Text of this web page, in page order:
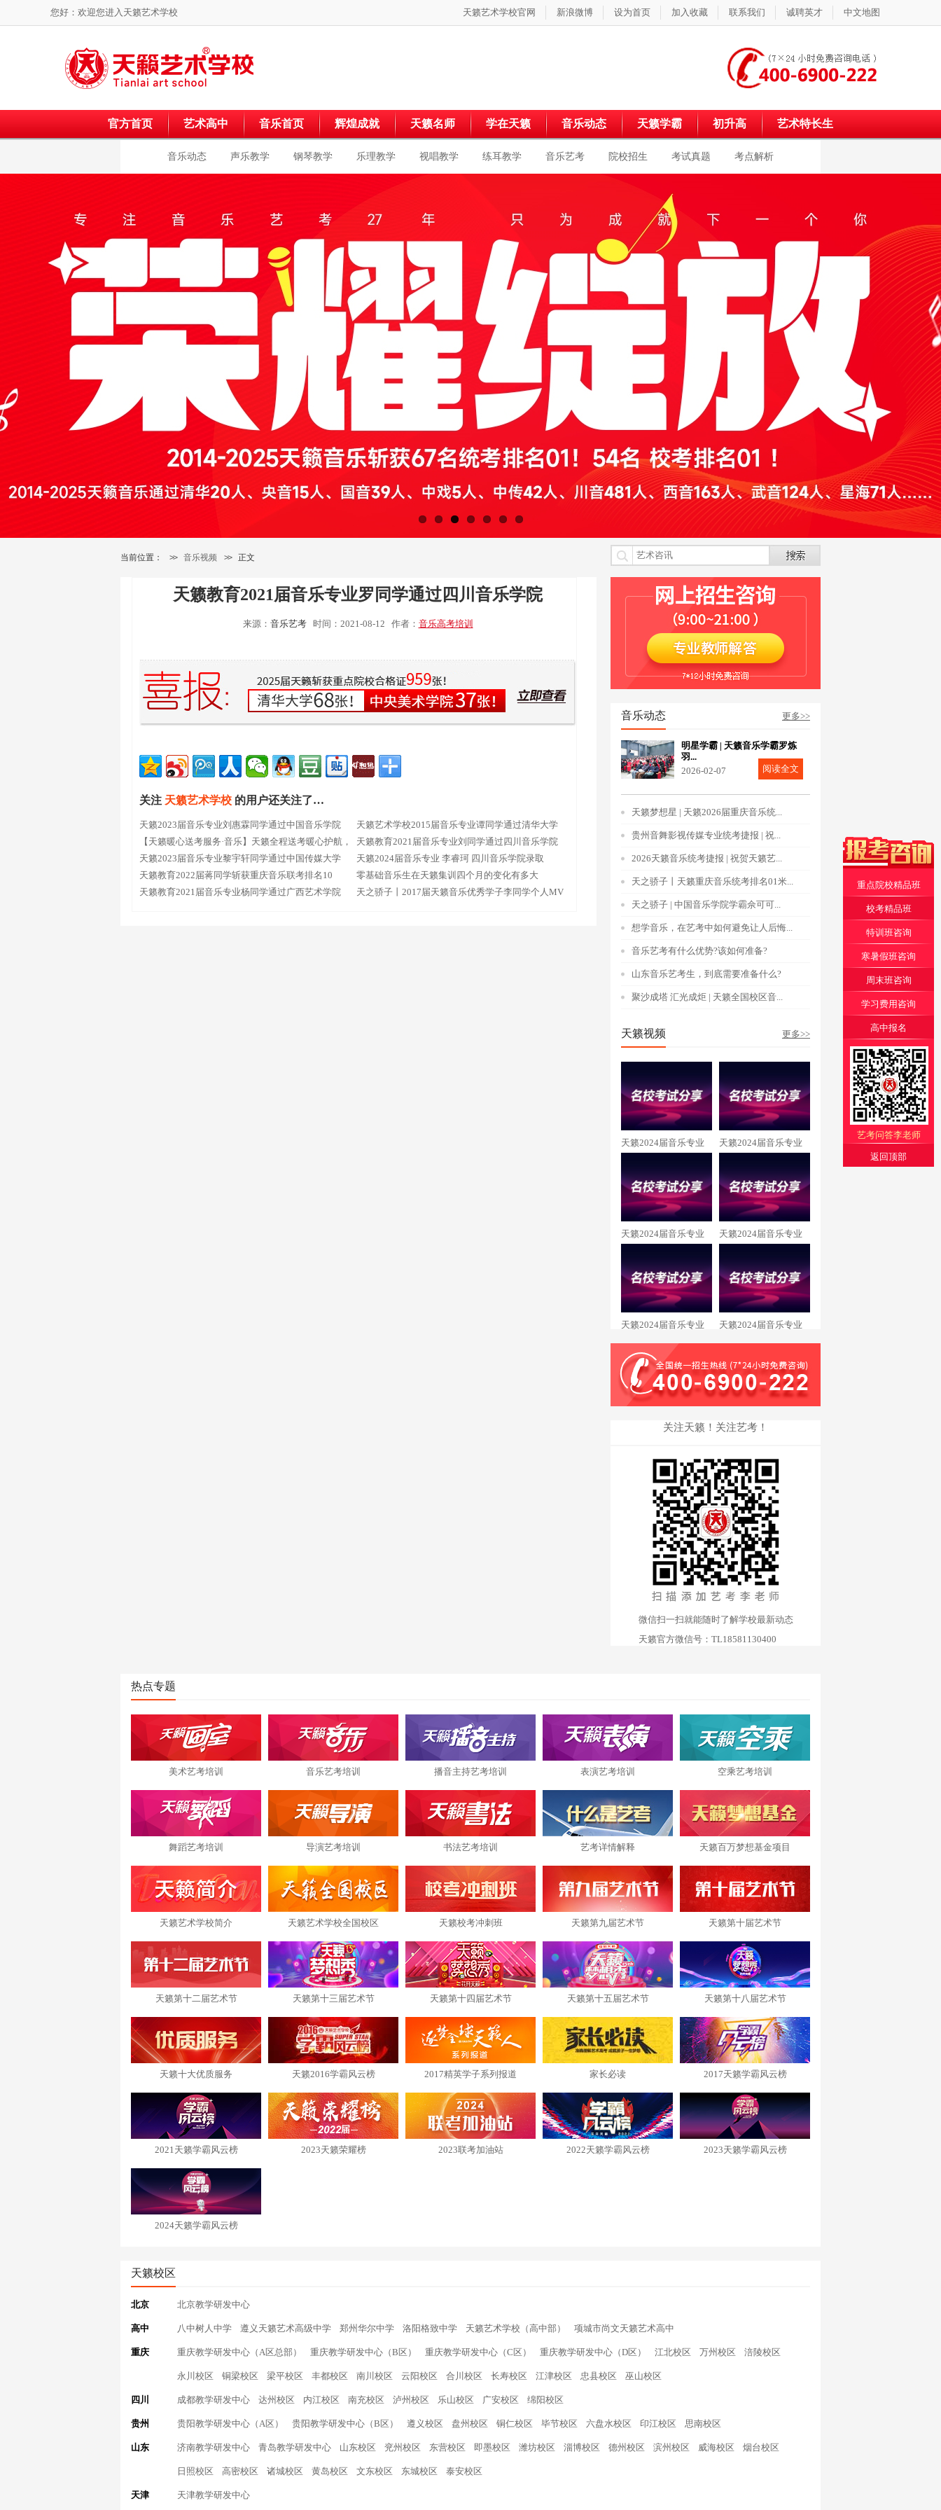
您好：欢迎您进入 天籁艺术学校 天籁艺术学校官网 新浪微博 设为首页 加入收藏 联系我们 诚聘英才 中文地图
官方首页 艺术高中 音乐首页 辉煌成就 天籁名师 学在天籁 音乐动态 天籁学霸 初升高 艺术特长生
音乐动态 声乐教学 钢琴教学 乐理教学 视唱教学 练耳教学 音乐艺考 院校招生 考试真题 考点解析
当前位置： >> 音乐视频 >> 正文
天籁教育2021届音乐专业罗同学通过四川音乐学院
来源： 音乐艺考 时间：2021-08-12 作者： 音乐高考培训
关注 天籁艺术学校 的用户还关注了…
天籁2023届音乐专业刘惠霖同学通过中国音乐学院
【天籁暖心送考服务·音乐】天籁全程送考暖心护航，
全力以赴，助力前行！
天籁2023届音乐专业黎宇轩同学通过中国传媒大学
天籁教育2022届蒋同学斩获重庆音乐联考排名10
天籁教育2021届音乐专业杨同学通过广西艺术学院
天籁艺术学校2015届音乐专业谭同学通过清华大学
天籁教育2021届音乐专业刘同学通过四川音乐学院
天籁2024届音乐专业 李睿珂 四川音乐学院录取
零基础音乐生在天籁集训四个月的变化有多大
天之骄子丨2017届天籁音乐优秀学子李同学个人MV
音乐动态 更多>>
明星学霸 | 天籁音乐学霸罗炼
羽...
2026-02-07
阅读全文
天籁梦想星 | 天籁2026届重庆音乐统...
贵州音舞影视传媒专业统考捷报 | 祝...
2026天籁音乐统考捷报 | 祝贺天籁艺...
天之骄子丨天籁重庆音乐统考排名01米...
天之骄子 | 中国音乐学院学霸佘可可...
想学音乐，在艺考中如何避免让人后悔...
音乐艺考有什么优势?该如何准备?
山东音乐艺考生，到底需要准备什么?
聚沙成塔 汇光成炬 | 天籁全国校区音...
天籁视频 更多>>
天籁2024届音乐专业
录取
天籁2024届音乐专业
录取
天籁2024届音乐专业 天籁2024届音乐专业
天籁2024届音乐专业
舒畅 星海音乐学院录
取
天籁2024届音乐专业
录取
关注天籁！关注艺考！
微信扫一扫就能随时了解学校最新动态
天籁官方微信号：TL18581130400
热点专题
美术艺考培训 音乐艺考培训 播音主持艺考培训 表演艺考培训 空乘艺考培训
舞蹈艺考培训 导演艺考培训 书法艺考培训 艺考详情解释 天籁百万梦想基金项目
天籁艺术学校简介 天籁艺术学校全国校区 天籁校考冲刺班 天籁第九届艺术节 天籁第十届艺术节
天籁第十二届艺术节 天籁第十三届艺术节 天籁第十四届艺术节 天籁第十五届艺术节 天籁第十八届艺术节
天籁十大优质服务 天籁2016学霸风云榜 2017精英学子系列报道 家长必读 2017天籁学霸风云榜
2021天籁学霸风云榜 2023天籁荣耀榜 2023联考加油站 2022天籁学霸风云榜 2023天籁学霸风云榜
2024天籁学霸风云榜
天籁校区
北京 北京教学研发中心
高中 八中树人中学 遵义天籁艺术高级中学 郑州华尔中学 洛阳格致中学 天籁艺术学校（高中部） 项城市尚文天籁艺术高中
重庆 重庆教学研发中心（A区总部） 重庆教学研发中心（B区） 重庆教学研发中心（C区） 重庆教学研发中心（D区） 江北校区 万州校区 涪陵校区
永川校区 铜梁校区 梁平校区 丰都校区 南川校区 云阳校区 合川校区 长寿校区 江津校区 忠县校区 巫山校区
四川 成都教学研发中心 达州校区 内江校区 南充校区 泸州校区 乐山校区 广安校区 绵阳校区
贵州 贵阳教学研发中心（A区） 贵阳教学研发中心（B区） 遵义校区 盘州校区 铜仁校区 毕节校区 六盘水校区 印江校区 思南校区
山东 济南教学研发中心 青岛教学研发中心 山东校区 兖州校区 东营校区 即墨校区 潍坊校区 淄博校区 德州校区 滨州校区 威海校区 烟台校区
日照校区 高密校区 诸城校区 黄岛校区 文东校区 东城校区 泰安校区
天津 天津教学研发中心
重点院校精品班
校考精品班
特训班咨询
寒暑假班咨询
周末班咨询
学习费用咨询
高中报名
艺考问答李老师
返回顶部